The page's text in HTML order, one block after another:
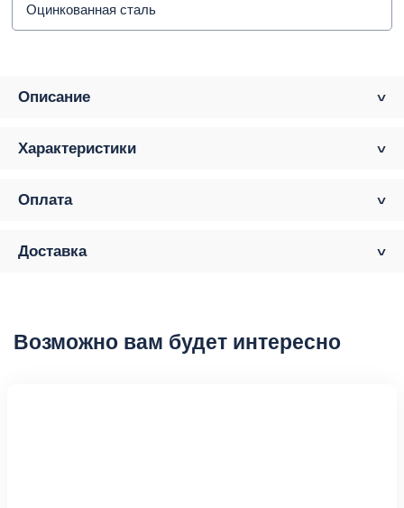
Оцинкованная сталь
Описание
Характеристики
Оплата
Доставка
Возможно вам будет интересно